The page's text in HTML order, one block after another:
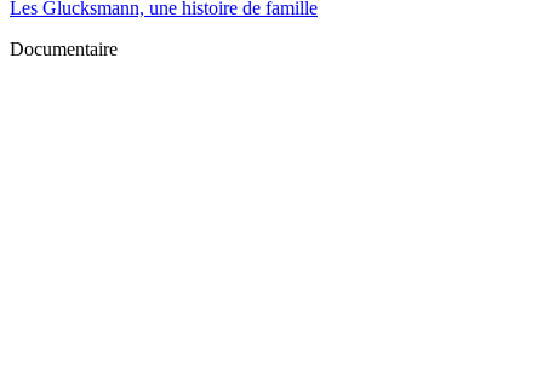
Les Glucksmann, une histoire de famille
Documentaire